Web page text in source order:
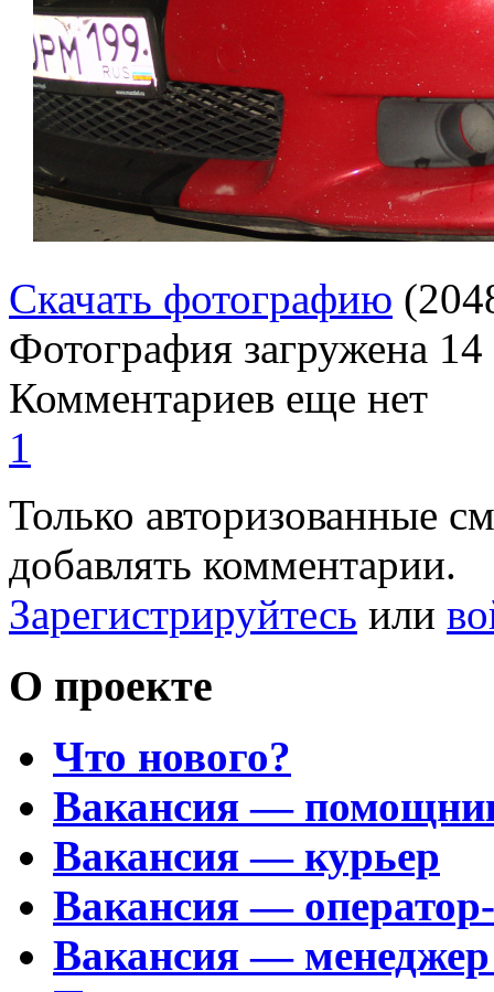
Скачать фотографию
Фотография загружена
Комментариев еще нет
1
Только авторизованные
добавлять комментарии.
Зарегистрируйтесь или
О проекте
Что нового?
Вакансия —
Вакансия — курьер
Вакансия —
Вакансия —